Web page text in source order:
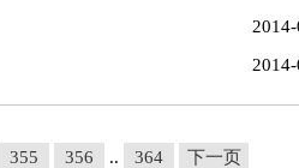
355 356 .. 364 下一页